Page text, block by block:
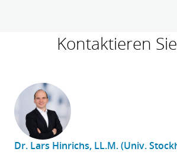
Kontaktieren
Dr. Lars Hinrichs, LL.M. (Univ.